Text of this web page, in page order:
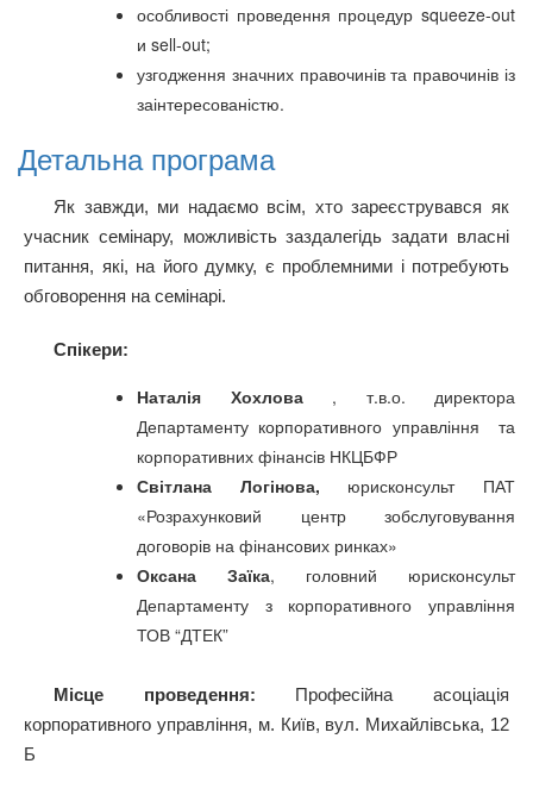
особливості проведення процедур squeeze-out
и sell-out;
узгодження значних правочинів та правочинів із
заінтересованістю.
Детальна програма
Як завжди, ми надаємо всім, хто зареєструвався як
учасник семінару, можливість заздалегідь задати власні
питання, які, на його думку, є проблемними і потребують
обговорення на семінарі.
Спікери:
Наталія Хохлова , т.в.о. директора
Департаменту корпоративного управління та
корпоративних фінансів НКЦБФР
Світлана Логінова, юрисконсульт ПАТ
«Розрахунковий центр зобслуговування
договорів на фінансових ринках»
Оксана Заїка, головний юрисконсульт
Департаменту з корпоративного управління
ТОВ “ДТЕК”
Місце проведення: Професійна асоціація
корпоративного управління, м. Київ, вул. Михайлівська, 12
Б